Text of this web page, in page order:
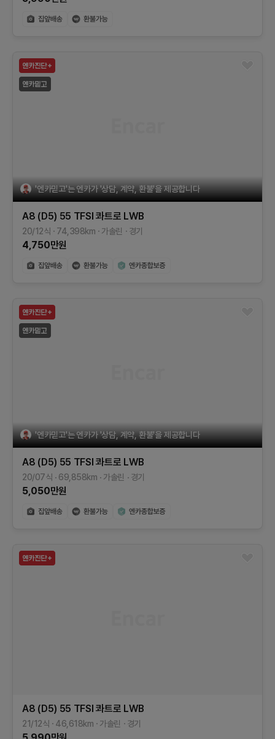
'엔카믿고'는 엔카가 '상담, 계약, 환불'을 제공합니다
A8 (D5) 55 TFSI 콰트로 LWB
20/12식 74,398km 가솔린 경기
4,750만원
'엔카믿고'는 엔카가 '상담, 계약, 환불'을 제공합니다
A8 (D5) 55 TFSI 콰트로 LWB
20/07식 69,858km 가솔린 경기
5,050만원
A8 (D5) 55 TFSI 콰트로 LWB
21/12식 46,618km 가솔린 경기